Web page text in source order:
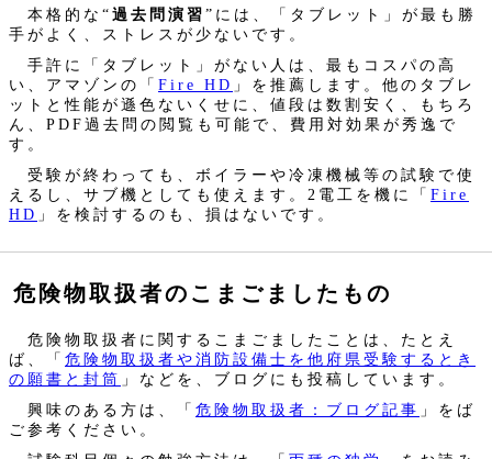
本格的な“過去問演習”には、「タブレット」が最も勝
手がよく、ストレスが少ないです。
手許に「タブレット」がない人は、最もコスパの高
い、アマゾンの「 Fire HD 」を推薦します。他のタブレ
ットと性能が遜色ないくせに、値段は数割安く、もちろ
ん、PDF過去問の閲覧も可能で、費用対効果が秀逸で
す。
受験が終わっても、ボイラーや冷凍機械等の試験で使
えるし、サブ機としても使えます。2電工を機に「 Fire
HD 」を検討するのも、損はないです。
危険物取扱者のこまごましたもの
危険物取扱者に関するこまごましたことは、たとえ
ば、「 危険物取扱者や消防設備士を他府県受験するとき
の願書と封筒 」などを、ブログにも投稿しています。
興味のある方は、「 危険物取扱者：ブログ記事 」をば
ご参考ください。